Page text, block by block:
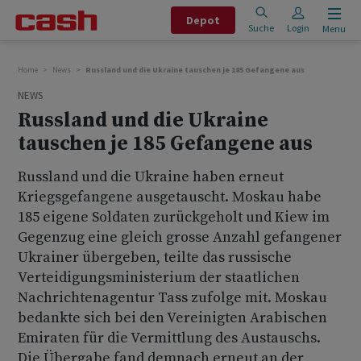
Depot
Suche Login Menu
Home News Russland und die Ukraine tauschen je 185 Gefangene aus
NEWS
Russland und die Ukraine
tauschen je 185 Gefangene aus
Russland und die Ukraine haben erneut
Kriegsgefangene ausgetauscht. Moskau habe
185 eigene Soldaten zurückgeholt und Kiew im
Gegenzug eine gleich grosse Anzahl gefangener
Ukrainer übergeben, teilte das russische
Verteidigungsministerium der staatlichen
Nachrichtenagentur Tass zufolge mit. Moskau
bedankte sich bei den Vereinigten Arabischen
Emiraten für die Vermittlung des Austauschs.